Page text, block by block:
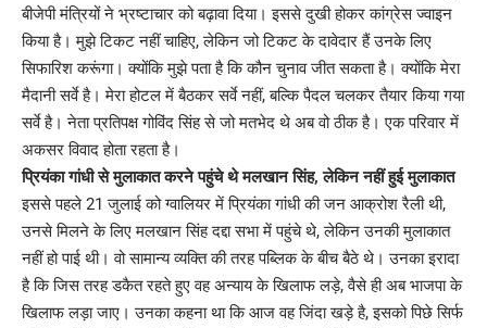
बीजेपी मंत्रियों ने भ्रष्टाचार को बढ़ावा दिया। इससे दुखी होकर कांग्रेस ज्वाइन
किया है। मुझे टिकट नहीं चाहिए, लेकिन जो टिकट के दावेदार हैं उनके लिए
सिफारिश करूंगा। क्योंकि मुझे पता है कि कौन चुनाव जीत सकता है। क्योंकि मेरा
मैदानी सर्वे है। मेरा होटल में बैठकर सर्वे नहीं, बल्कि पैदल चलकर तैयार किया गया
सर्वे है। नेता प्रतिपक्ष गोविंद सिंह से जो मतभेद थे अब वो ठीक है। एक परिवार में
अकसर विवाद होता रहता है।
प्रियंका गांधी से मुलाकात करने पहुंचे थे मलखान सिंह, लेकिन नहीं हुई मुलाकात
इससे पहले 21 जुलाई को ग्वालियर में प्रियंका गांधी की जन आक्रोश रैली थी,
उनसे मिलने के लिए मलखान सिंह दद्दा सभा में पहुंचे थे, लेकिन उनकी मुलाकात
नहीं हो पाई थी। वो सामान्य व्यक्ति की तरह पब्लिक के बीच बैठे थे। उनका इरादा
है कि जिस तरह डकैत रहते हुए वह अन्याय के खिलाफ लड़े, वैसे ही अब भाजपा के
खिलाफ लड़ा जाए। उनका कहना था कि आज वह जिंदा खड़े है, इसको पिछे सिर्फ